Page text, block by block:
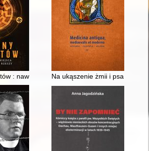
: nawiedzone miejsca i okultyzm III Rzeszy
Na ukąszenie żmii i psa